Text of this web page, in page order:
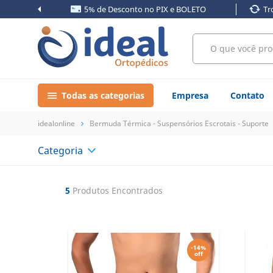
5% de Desconto no PIX e BOLETO
Todas as categorias Empresa Contato
idealonline Bermuda Térmica - Suspensórios Escrotais - Suporte
Categoria
5 Produtos Encontrados
-14%
off